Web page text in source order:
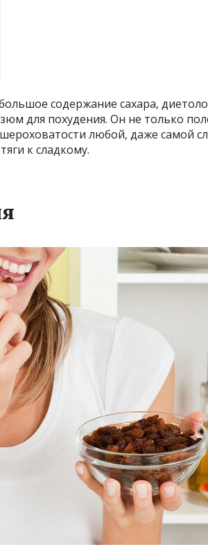
содержание сахара,
для похудения. Он не только
любой, даже самой
к сладкому.